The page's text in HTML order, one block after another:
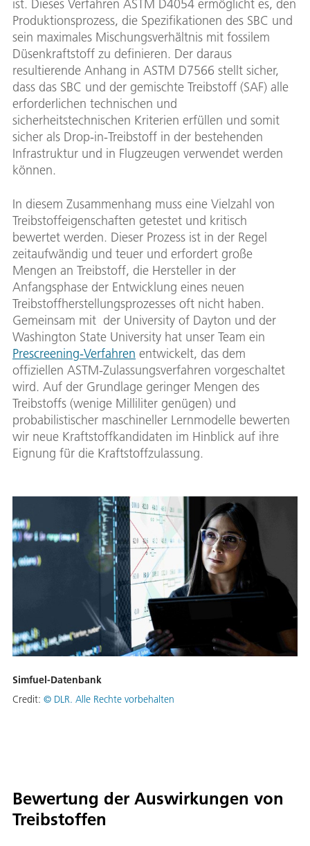
ist. Dieses Verfahren ASTM D4054 ermöglicht es, den
Produktionsprozess, die Spezifikationen des SBC und
sein maximales Mischungsverhältnis mit fossilem
Düsenkraftstoff zu definieren. Der daraus
resultierende Anhang in ASTM D7566 stellt sicher,
dass das SBC und der gemischte Treibstoff (SAF) alle
erforderlichen technischen und
sicherheitstechnischen Kriterien erfüllen und somit
sicher als Drop-in-Treibstoff in der bestehenden
Infrastruktur und in Flugzeugen verwendet werden
können.
In diesem Zusammenhang muss eine Vielzahl von
Treibstoffeigenschaften getestet und kritisch
bewertet werden. Dieser Prozess ist in der Regel
zeitaufwändig und teuer und erfordert große
Mengen an Treibstoff, die Hersteller in der
Anfangsphase der Entwicklung eines neuen
Treibstoffherstellungsprozesses oft nicht haben.
Gemeinsam mit der University of Dayton und der
Washington State University hat unser Team ein
Prescreening-Verfahren entwickelt, das dem
offiziellen ASTM-Zulassungsverfahren vorgeschaltet
wird. Auf der Grundlage geringer Mengen des
Treibstoffs (wenige Milliliter genügen) und
probabilistischer maschineller Lernmodelle bewerten
wir neue Kraftstoffkandidaten im Hinblick auf ihre
Eignung für die Kraftstoffzulassung.
Simfuel-Datenbank
Credit: © DLR. Alle Rechte vorbehalten
Bewertung der Auswirkungen von
Treibstoffen